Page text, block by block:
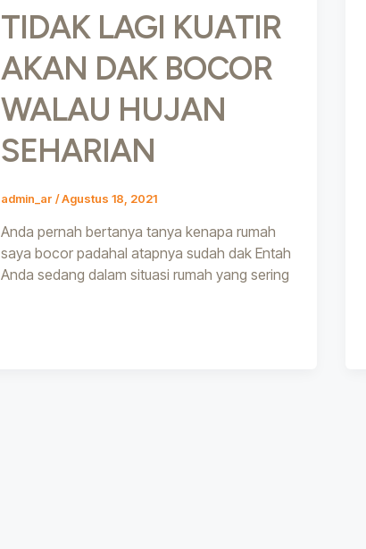
TIDAK LAGI KUATIR
AKAN DAK BOCOR
WALAU HUJAN
SEHARIAN
admin_ar /Agustus 18, 2021
Anda pernah bertanya tanya kenapa rumah
saya bocor padahal atapnya sudah dak Entah
Anda sedang dalam situasi rumah yang sering